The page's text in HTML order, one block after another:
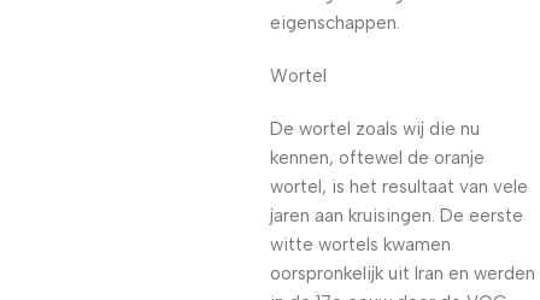
eigenschappen.
Wortel
De wortel zoals wij die nu
kennen, oftewel de oranje
wortel, is het resultaat van vele
jaren aan kruisingen. De eerste
witte wortels kwamen
oorspronkelijk uit Iran en werden